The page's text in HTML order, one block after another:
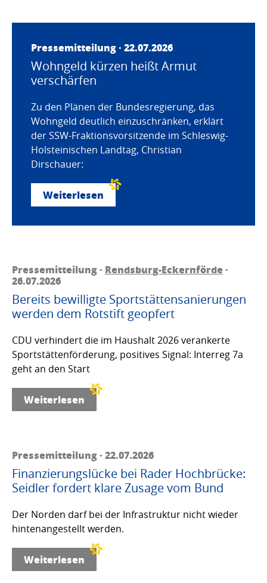
Pressemitteilung · 22.07.2026
Wohngeld kürzen heißt Armut
verschärfen
Zu den Plänen der Bundesregierung, das
Wohngeld deutlich einzuschränken, erklärt
der SSW-Fraktionsvorsitzende im Schleswig-
Holsteinischen Landtag, Christian
Dirschauer:
Weiterlesen
Pressemitteilung · Rendsburg-Eckernförde·
26.07.2026
Bereits bewilligte Sportstättensanierungen
werden dem Rotstift geopfert
CDU verhindert die im Haushalt 2026 verankerte
Sportstättenförderung, positives Signal: Interreg 7a
geht an den Start
Weiterlesen
Pressemitteilung · 22.07.2026
Finanzierungslücke bei Rader Hochbrücke:
Seidler fordert klare Zusage vom Bund
Der Norden darf bei der Infrastruktur nicht wieder
hintenangestellt werden.
Weiterlesen